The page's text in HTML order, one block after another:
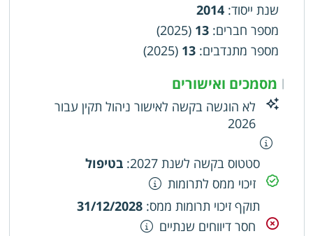
שנת ייסוד:
2014
מספר חברים:
13
(2025)
מספר מתנדבים:
13
(2025)
| מסמכים ואישורים
לא הוגשה בקשה לאישור ניהול תקין עבור
2026
סטטוס בקשה לשנת 2027 : בטיפול
זיכוי ממס לתרומות
תוקף זיכוי תרומות ממס:
31/12/2028
חסר דיווחים שנתיים